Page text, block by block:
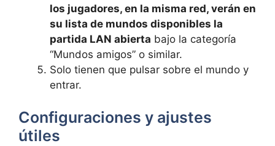
los jugadores, en la misma red, verán en
su lista de mundos disponibles la
partida LAN abierta bajo la categoría
“Mundos amigos” o similar.
Solo tienen que pulsar sobre el mundo y
entrar.
Configuraciones y ajustes
útiles